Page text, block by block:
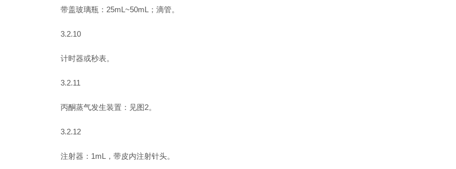
带盖玻璃瓶：25mL~50mL；滴管。
3.2.10
计时器或秒表。
3.2.11
丙酮蒸气发生装置：见图2。
3.2.12
注射器：1mL，带皮内注射针头。